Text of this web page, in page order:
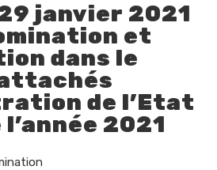
janvier 2021
et
dans le
de l’Etat
2021